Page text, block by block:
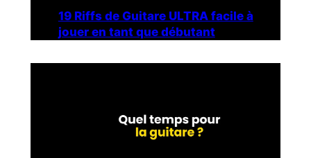
19 Riffs de Guitare ULTRA facile à
jouer en tant que débutant